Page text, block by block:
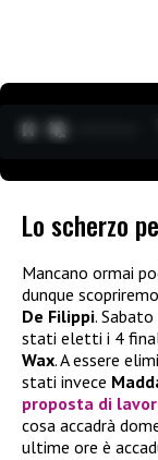
Lo scherzo
Mancano ormai
dunque
De Filippi.
stati eletti i 4
Wax. A essere
stati invece
proposta di
cosa accadrà
ultime ore è